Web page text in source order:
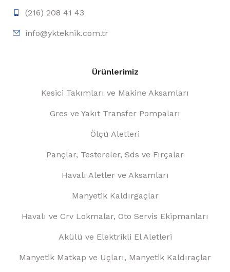
(216) 208 41 43
info@ykteknik.com.tr
Ürünlerimiz
Kesici Takımları ve Makine Aksamları
Gres ve Yakıt Transfer Pompaları
Ölçü Aletleri
Pançlar, Testereler, Sds ve Fırçalar
Havalı Aletler ve Aksamları
Manyetik Kaldırgaçlar
Havalı ve Crv Lokmalar, Oto Servis Ekipmanları
Akülü ve Elektrikli El Aletleri
Manyetik Matkap ve Uçları, Manyetik Kaldıraçlar